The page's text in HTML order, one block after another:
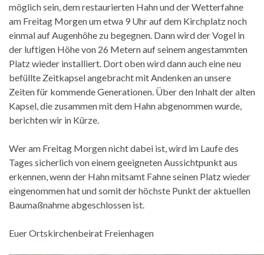
möglich sein, dem restaurierten Hahn und der Wetterfahne
am Freitag Morgen um etwa 9 Uhr auf dem Kirchplatz noch
einmal auf Augenhöhe zu begegnen. Dann wird der Vogel in
der luftigen Höhe von 26 Metern auf seinem angestammten
Platz wieder installiert. Dort oben wird dann auch eine neu
befüllte Zeitkapsel angebracht mit Andenken an unsere
Zeiten für kommende Generationen. Über den Inhalt der alten
Kapsel, die zusammen mit dem Hahn abgenommen wurde,
berichten wir in Kürze.
Wer am Freitag Morgen nicht dabei ist, wird im Laufe des
Tages sicherlich von einem geeigneten Aussichtpunkt aus
erkennen, wenn der Hahn mitsamt Fahne seinen Platz wieder
eingenommen hat und somit der höchste Punkt der aktuellen
Baumaßnahme abgeschlossen ist.
Euer Ortskirchenbeirat Freienhagen